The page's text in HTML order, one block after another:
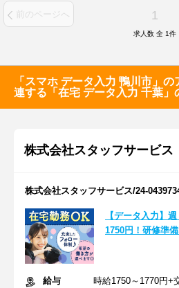
前のページへ 1
求人数 全 1件
「スマホ データ入力 鴨川市」
連する「在宅 データ入力 千葉」
株式会社スタッフサービス
株式会社スタッフサービス/24-
【データ入力】
1750円！研修準備
給与
時給1750～1770円+